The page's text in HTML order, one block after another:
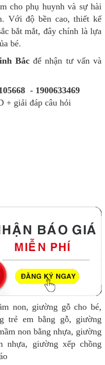
cho phụ huynh và sự hài
Với độ bền cao, thiết kế
bắt mắt, đây chính là lựa
bé.
Bắcđể nhận tư vấn và
- 1900633469
+ giải đáp câu hỏi
non, giường gỗ cho bé,
trẻ em bằng gỗ, giường
non bằng nhựa, giường
nhựa, giường xếp chồng